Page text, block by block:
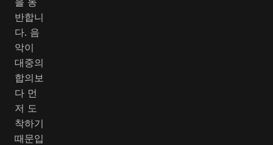
반합니
다. 음
악이
대중의
합의보
다 먼
저 도
착하기
때문입